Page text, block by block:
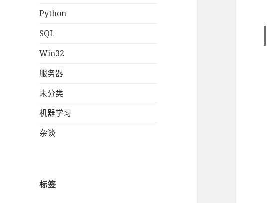
Python
SQL
Win32
服务器
未分类
机器学习
杂谈
标签